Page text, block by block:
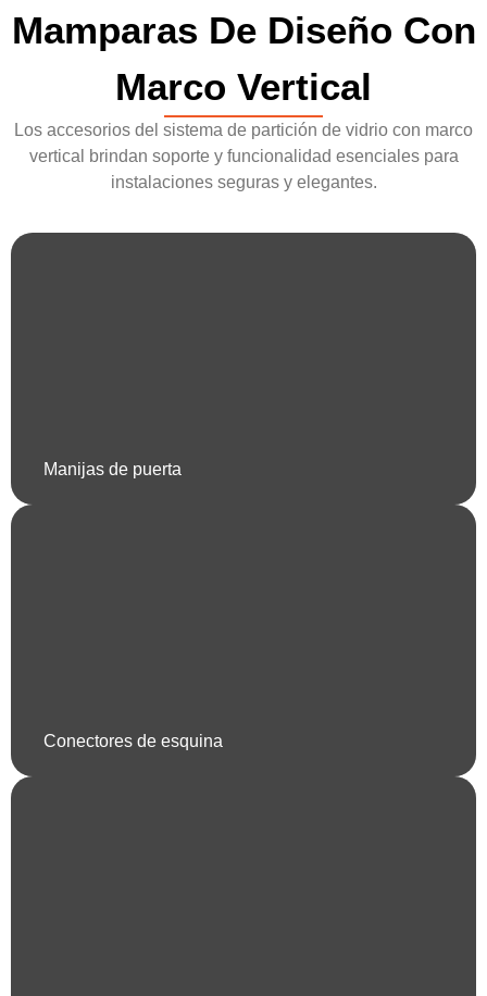
Mamparas De Diseño Con
Marco Vertical
Los accesorios del sistema de partición de vidrio con marco
vertical brindan soporte y funcionalidad esenciales para
instalaciones seguras y elegantes.
Manijas de puerta
Conectores de esquina